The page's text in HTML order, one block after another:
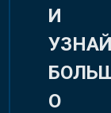
И
О